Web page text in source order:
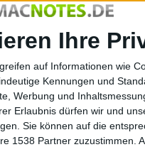
Ihre
auf Informationen wie
Kennungen und
Werbung und
Erlaubnis dürfen wir und
Sie können auf die
1538 Partner zuzustimmen.